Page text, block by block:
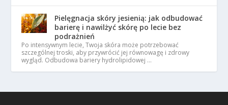
Pielęgnacja skóry jesienią: jak odbudować
barierę i nawilżyć skórę po lecie bez
podrażnień
Po intensywnym lecie, Twoja skóra może potrzebować
szczególnej troski, aby przywrócić jej równowagę i zdrowy
wygląd. Odbudowa bariery hydrolipidowej …